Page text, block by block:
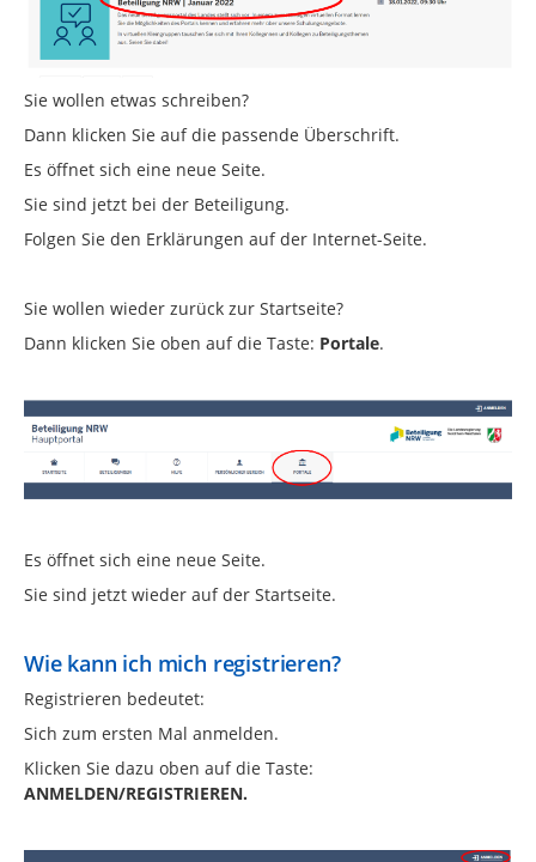
Sie wollen etwas schreiben?
Dann klicken Sie auf die passende Überschrift.
Es öffnet sich eine neue Seite.
Sie sind jetzt bei der Beteiligung.
Folgen Sie den Erklärungen auf der Internet-Seite.
Sie wollen wieder zurück zur Startseite?
Dann klicken Sie oben auf die Taste: Portale.
Es öffnet sich eine neue Seite.
Sie sind jetzt wieder auf der Startseite.
Wie kann ich mich registrieren?
Registrieren bedeutet:
Sich zum ersten Mal anmelden.
Klicken Sie dazu oben auf die Taste:
ANMELDEN/REGISTRIEREN.